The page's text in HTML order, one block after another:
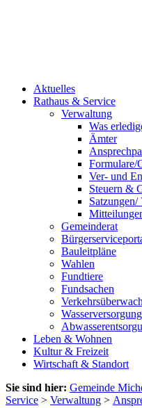
Aktuelles
Rathaus & Service
Verwaltung
Was
Ämter
Formulare/
Ver- und
Steuern &
Gemeinderat
Bauleitpläne
Wahlen
Fundtiere
Fundsachen
Wasserversorgung
Leben & Wohnen
Kultur & Freizeit
Wirtschaft & Standort
Sie sind hier: Gemeinde
Service > Verwaltung >